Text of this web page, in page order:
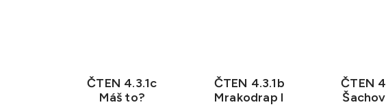
ČTEN 4.3.1c
Máš to?
ČTEN 4.3.1b
Mrakodrap I
ČTEN